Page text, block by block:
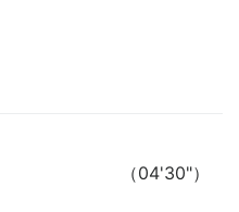
（04'30"）